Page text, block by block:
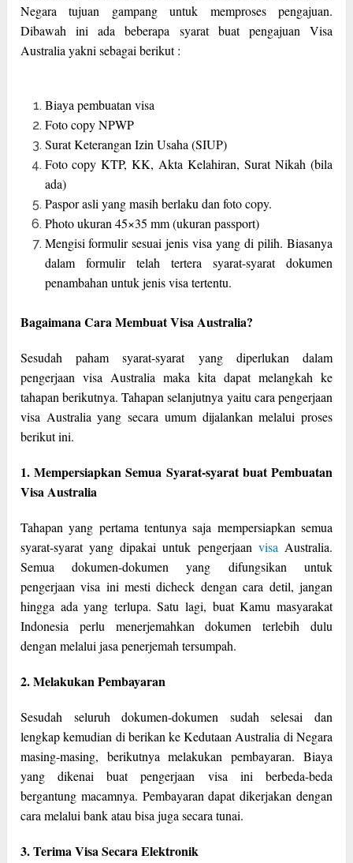
Negara tujuan gampang untuk memproses pengajuan.
Dibawah ini ada beberapa syarat buat pengajuan Visa
Australia yakni sebagai berikut :
Biaya pembuatan visa
Foto copy NPWP
Surat Keterangan Izin Usaha (SIUP)
Foto copy KTP, KK, Akta Kelahiran, Surat Nikah (bila
ada)
Paspor asli yang masih berlaku dan foto copy.
Photo ukuran 45×35 mm (ukuran passport)
Mengisi formulir sesuai jenis visa yang di pilih. Biasanya
dalam formulir telah tertera syarat-syarat dokumen
penambahan untuk jenis visa tertentu.
Bagaimana Cara Membuat Visa Australia?
Sesudah paham syarat-syarat yang diperlukan dalam
pengerjaan visa Australia maka kita dapat melangkah ke
tahapan berikutnya. Tahapan selanjutnya yaitu cara pengerjaan
visa Australia yang secara umum dijalankan melalui proses
berikut ini.
1. Mempersiapkan Semua Syarat-syarat buat Pembuatan
Visa Australia
Tahapan yang pertama tentunya saja mempersiapkan semua
syarat-syarat yang dipakai untuk pengerjaan visa Australia.
Semua dokumen-dokumen yang difungsikan untuk
pengerjaan visa ini mesti dicheck dengan cara detil, jangan
hingga ada yang terlupa. Satu lagi, buat Kamu masyarakat
Indonesia perlu menerjemahkan dokumen terlebih dulu
dengan melalui jasa penerjemah tersumpah.
2. Melakukan Pembayaran
Sesudah seluruh dokumen-dokumen sudah selesai dan
lengkap kemudian di berikan ke Kedutaan Australia di Negara
masing-masing, berikutnya melakukan pembayaran. Biaya
yang dikenai buat pengerjaan visa ini berbeda-beda
bergantung macamnya. Pembayaran dapat dikerjakan dengan
cara melalui bank atau bisa juga secara tunai.
3. Terima Visa Secara Elektronik